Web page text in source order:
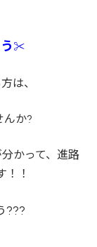
✂
は、
んか?
かって、進路
！！
???